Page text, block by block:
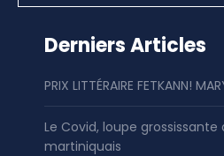
Derniers Articles
PRIX LITTÉRAIRE FETKANN!
Le Covid, loupe grossissante
martiniquais